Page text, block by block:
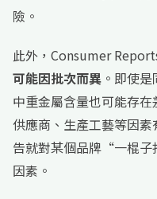
險。
此外，Consumer
可能因批次而異 。即使
中重金屬含量也可能存
供應商、生產工藝等因
告就對某個品牌“一棍
因素。